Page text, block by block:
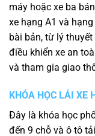
máy hoặc xe ba
xe hạng A1 và
bài bản, từ lý
điều khiển xe an
và tham gia giao
KHÓA HỌC LÁI XE
Đây là khóa học
đến 9 chỗ và ô tô